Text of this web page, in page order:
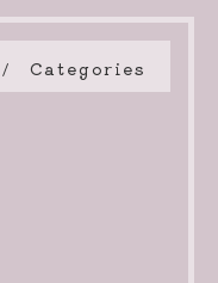
Categories